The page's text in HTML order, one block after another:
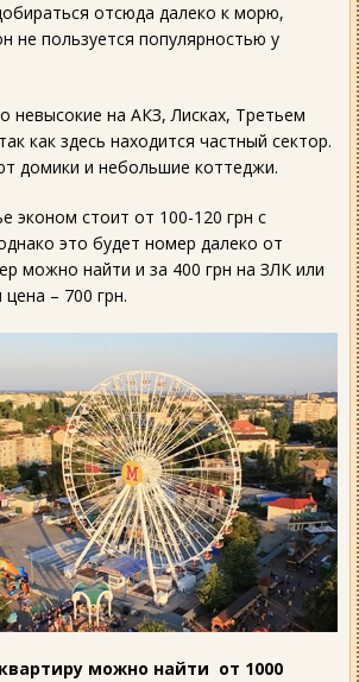
отсюда далеко к морю,
не пользуется популярностью у
невысокие на АКЗ, Лисках, Третьем
как здесь находится частный сектор.
домики и небольшие коттеджи.
эконом стоит от 100-120 грн с
это будет номер далеко от
можно найти и за 400 грн на ЗЛК или
– 700 грн.
можно найти от 1000